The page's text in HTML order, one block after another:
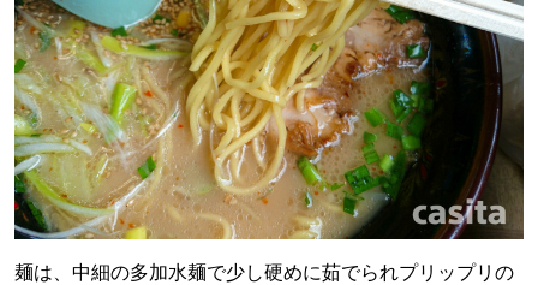
麺は、中細の多加水麺で少し硬めに茹でられプリップリの